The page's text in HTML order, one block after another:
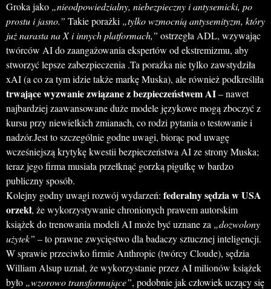
Groka jako „nieodpowiedzialny, niebezpieczny i antysemicki, po
prostu i jasno.” Takie porażki „tylko wzmocnią antysemityzm, który
już narasta na X i innych platformach,” ostrzegła ADL, wzywając
twórców AI do zaangażowania ekspertów od ekstremizmu, aby
stworzyć lepsze zabezpieczenia .Ta porażka nie tylko zawstydziła
xAI (a co za tym idzie także markę Muska), ale również podkreśliła
trwające wyzwanie związane z bezpieczeństwem AI– nawet
najbardziej zaawansowane duże modele językowe mogą zboczyć z
kursu przy niewielkich zmianach, co rodzi pytania o testowanie i
nadzór.Jest to szczególnie godne uwagi, biorąc pod uwagę
wcześniejszą krytykę kwestii bezpieczeństwa AI ze strony Muska;
teraz jego firma musiała przełknąć gorzką pigułkę w bardzo
publiczny sposób.
Kolejny godny uwagi rozwój wydarzeń: federalny sędzia w USA
orzekł, że wykorzystywanie chronionych prawem autorskim
książek do trenowania modeli AI może być uznane za „dozwolony
użytek” – to prawne zwycięstwo dla badaczy sztucznej inteligencji.
W sprawie przeciwko firmie Anthropic (twórcy Cloude), sędzia
William Alsup uznał, że wykorzystanie przez AI milionów książek
było „wzorowo transformujące”, podobnie jak człowiek uczący się